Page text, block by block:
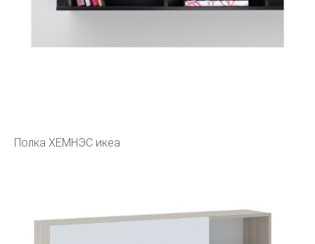
Полка ХЕМНЭС икеа